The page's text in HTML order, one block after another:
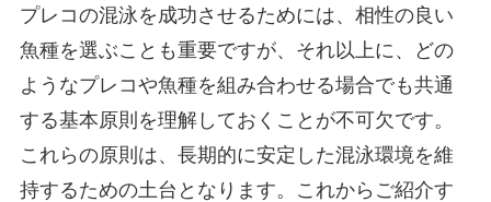
プレコの混泳を成功させるためには、相性の良い
魚種を選ぶことも重要ですが、それ以上に、どの
ようなプレコや魚種を組み合わせる場合でも共通
する基本原則を理解しておくことが不可欠です。
これらの原則は、長期的に安定した混泳環境を維
持するための土台となります。これからご紹介す